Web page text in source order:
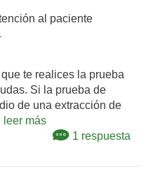
al paciente
te realices la prueba
Si la prueba de
de una extracción de
leer más
1 respuesta